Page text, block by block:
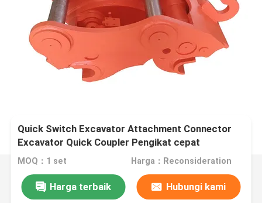
Quick Switch Excavator Attachment Connector
Excavator Quick Coupler Pengikat cepat
MOQ：1 set Harga：Reconsideration
Harga terbaik Hubungi kami